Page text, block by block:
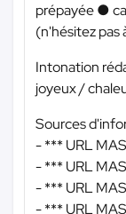
prépayée ●
(n'hésitez pas
Intonation
joyeux /
Sources
-*** URL
-*** URL
-*** URL
-*** URL